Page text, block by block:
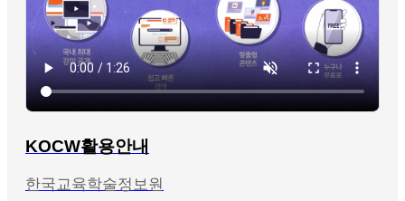
KOCW활용안내
한국교육학술정보원